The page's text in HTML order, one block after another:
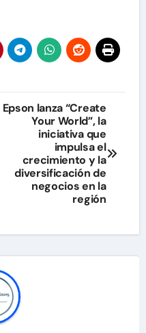
Epson lanza “Create
Your World”, la
iniciativa que
impulsa el
crecimiento y la
diversificación de
negocios en la
región